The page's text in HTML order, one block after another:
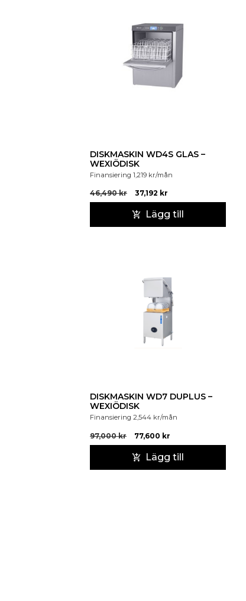
DISKMASKIN WD4S GLAS –
WEXIÖDISK
Finansiering 1,219 kr/mån
46,490kr 37,192 kr
Lägg till
DISKMASKIN WD7 DUPLUS –
WEXIÖDISK
Finansiering 2,544 kr/mån
97,000kr 77,600 kr
Lägg till